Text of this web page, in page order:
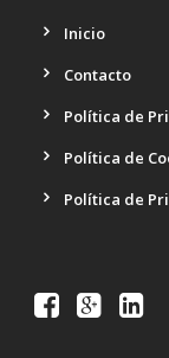
Inicio
Contacto
Política de
Política de
Política de